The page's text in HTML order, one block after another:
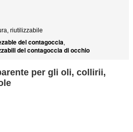
riutilizzabile
del contagoccia,
del contagoccia di occhio
per gli oli, collirii,